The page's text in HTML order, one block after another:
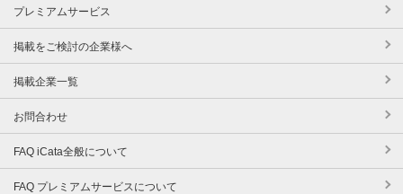
プレミアムサービス
掲載をご検討の企業様へ
掲載企業一覧
お問合わせ
FAQ iCata全般について
FAQ プレミアムサービスについて